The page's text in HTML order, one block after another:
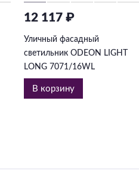
12 117 ₽
Уличный фасадный
светильник ODEON LIGHT
LONG 7071/16WL
В корзину